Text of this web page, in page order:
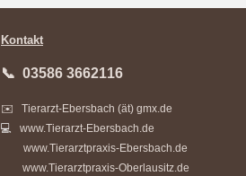
Kontakt
📞 03586 3662116
✉️ Tierarzt-Ebersbach (ät) gmx.de
💻 www.Tierarzt-Ebersbach.de
www.Tierarztpraxis-Ebersbach.de
www.Tierarztpraxis-Oberlausitz.de